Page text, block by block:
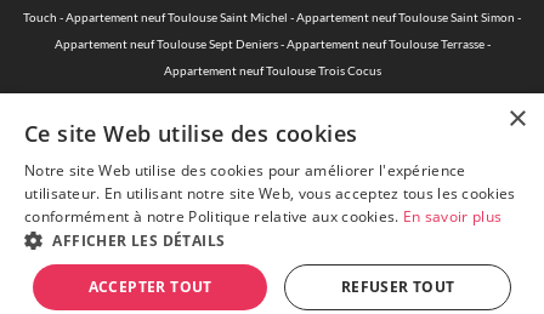
Touch -Appartement neuf Toulouse Saint Michel -Appartement neuf Toulouse Saint Simon -
Appartement neuf Toulouse Sept Deniers-Appartement neuf Toulouse Terrasse-
Appartement neuf Toulouse Trois Cocus
© 2015-2026 Acheter-Neuf-Toulouse.com - Toute reproduction est
interdite —Mentions légales— Politique de protection des données
personnelles
×
Ce site Web utilise des cookies
Notre site Web utilise des cookies pour améliorer l'expérience
utilisateur. En utilisant notre site Web, vous acceptez tous les cookies
conformément à notre Politique relative aux cookies. En savoir plus
AFFICHER LES DÉTAILS
ACCEPTER TOUT REFUSER TOUT